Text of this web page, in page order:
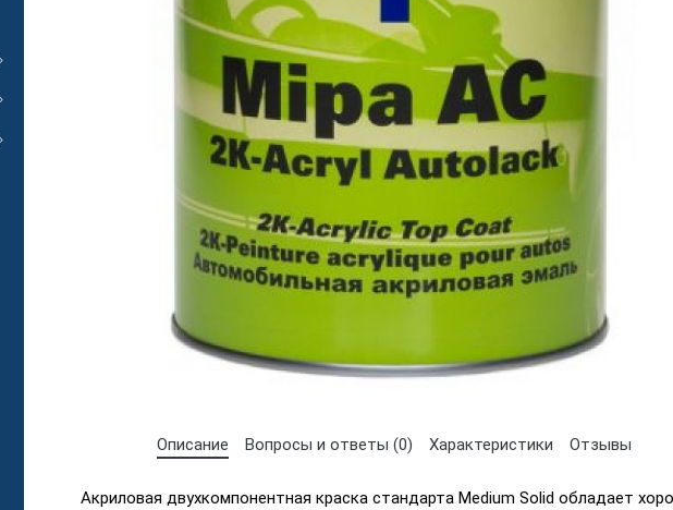
Описание Вопросы и ответы (0) Характеристики Отзывы
Акриловая двухкомпонентная краска стандарта Medium Solid обладает